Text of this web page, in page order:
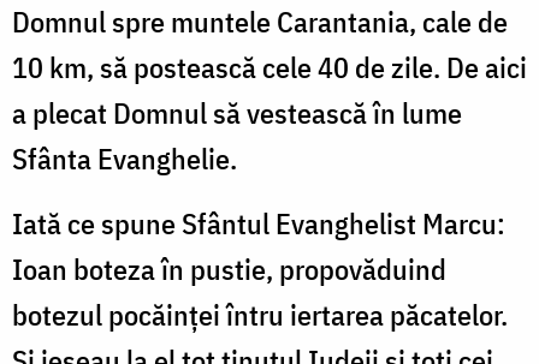
Domnul spre muntele Carantania, cale de
10 km, să postească cele 40 de zile. De aici
a plecat Domnul să vestească în lume
Sfânta Evanghelie.
Iată ce spune Sfântul Evanghelist Marcu:
Ioan boteza în pustie, propovăduind
botezul pocăinței întru iertarea păcatelor.